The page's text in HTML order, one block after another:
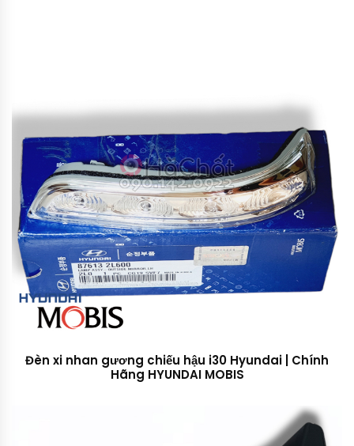
Đèn xi nhan gương chiếu hậu i30 Hyundai | Chính
Hãng HYUNDAI MOBIS